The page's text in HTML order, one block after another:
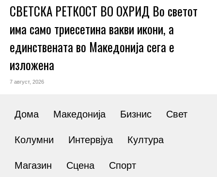
СВЕТСКА РЕТКОСТ ВО ОХРИД Во светот
има само триесетина вакви икони, а
единствената во Македонија сега е
изложена
7 август, 2026
Дома Македонија Бизнис Свет
Колумни Интервјуа Култура
Магазин Сцена Спорт